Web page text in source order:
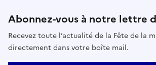
Abonnez-vous à notre lettre
Recevez toute l’actualité de la Fête de la
directement dans votre boîte mail.